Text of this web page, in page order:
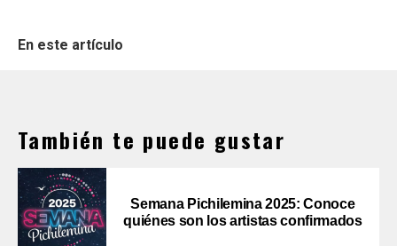
En este artículo
También te puede gustar
Semana Pichilemina 2025: Conoce
quiénes son los artistas confirmados